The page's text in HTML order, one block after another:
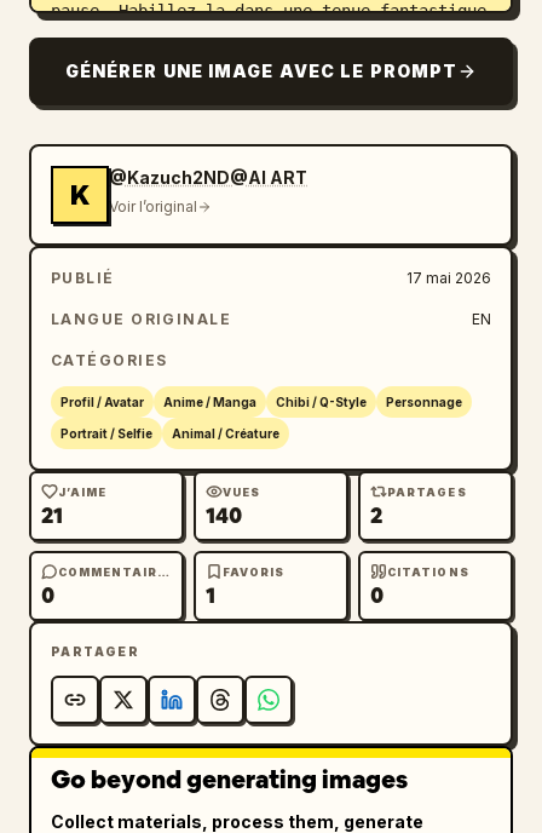
pause. Habillez-la dans une tenue fantastique
tribale primitive composée exactement de 5
éléments visibles de tenue/accessoire : un
ivoire au niveau de l'encolure, des bracelets
en cuir marron sur le bras levé et un
brassard marron avec des motifs en losange
blancs sur le bras opposé. Utilisez un trait
doux, des reflets de cheveux brillants, des
contours noirs à fort contraste, une texture
de fourrure détaillée autour des oreilles et
du col, une expression mignonne mais
légèrement sauvage, pas de texte, pas de
filigrane, pas de personnages
supplémentaires, et gardez la composition
étroitement recadrée avec les oreilles
touchant presque le bord supérieur.
GÉNÉRER UNE IMAGE AVEC LE PROMPT
K
@Kazuch2ND@AI ART
Voir l’original
PUBLIÉ 17 mai 2026
LANGUE ORIGINALE EN
CATÉGORIES
Profil / Avatar Anime / Manga Chibi / Q-Style Personnage
Portrait / Selfie Animal / Créature
J’AIME
21
VUES
140
PARTAGES
2
COMMENTAIRES
0
FAVORIS
1
CITATIONS
0
PARTAGER
Go beyond generating images
Collect materials, process them, generate